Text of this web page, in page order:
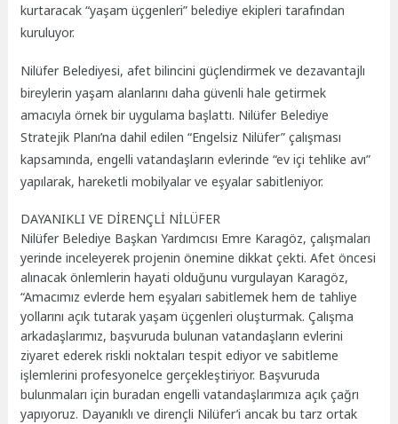
kurtaracak “yaşam üçgenleri” belediye ekipleri tarafından
kuruluyor.
Nilüfer Belediyesi, afet bilincini güçlendirmek ve dezavantajlı
bireylerin yaşam alanlarını daha güvenli hale getirmek
amacıyla örnek bir uygulama başlattı. Nilüfer Belediye
Stratejik Planı’na dahil edilen “Engelsiz Nilüfer” çalışması
kapsamında, engelli vatandaşların evlerinde “ev içi tehlike avı”
yapılarak, hareketli mobilyalar ve eşyalar sabitleniyor.
DAYANIKLI VE DİRENÇLİ NİLÜFER
Nilüfer Belediye Başkan Yardımcısı Emre Karagöz, çalışmaları
yerinde inceleyerek projenin önemine dikkat çekti. Afet öncesi
alınacak önlemlerin hayati olduğunu vurgulayan Karagöz,
“Amacımız evlerde hem eşyaları sabitlemek hem de tahliye
yollarını açık tutarak yaşam üçgenleri oluşturmak. Çalışma
arkadaşlarımız, başvuruda bulunan vatandaşların evlerini
ziyaret ederek riskli noktaları tespit ediyor ve sabitleme
işlemlerini profesyonelce gerçekleştiriyor. Başvuruda
bulunmaları için buradan engelli vatandaşlarımıza açık çağrı
yapıyoruz. Dayanıklı ve dirençli Nilüfer’i ancak bu tarz ortak